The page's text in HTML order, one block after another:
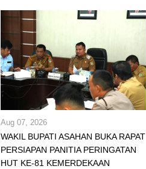
Aug 07, 2026
WAKIL BUPATI ASAHAN BUKA RAPAT
PERSIAPAN PANITIA PERINGATAN
HUT KE-81 KEMERDEKAAN